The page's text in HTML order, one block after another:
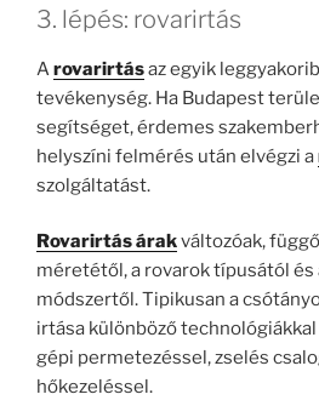
3. lépés: rovarirtás
Arovarirtásaz egyik
tevékenység. Ha Budapest
segítséget, érdemes
helyszíni felmérés után elvégzi a
szolgáltatást.
Rovarirtás árakváltozóak,
méretétől, a rovarok típusától és
módszertől. Tipikusan a
irtása különböző
gépi permetezéssel, zselés
hőkezeléssel.